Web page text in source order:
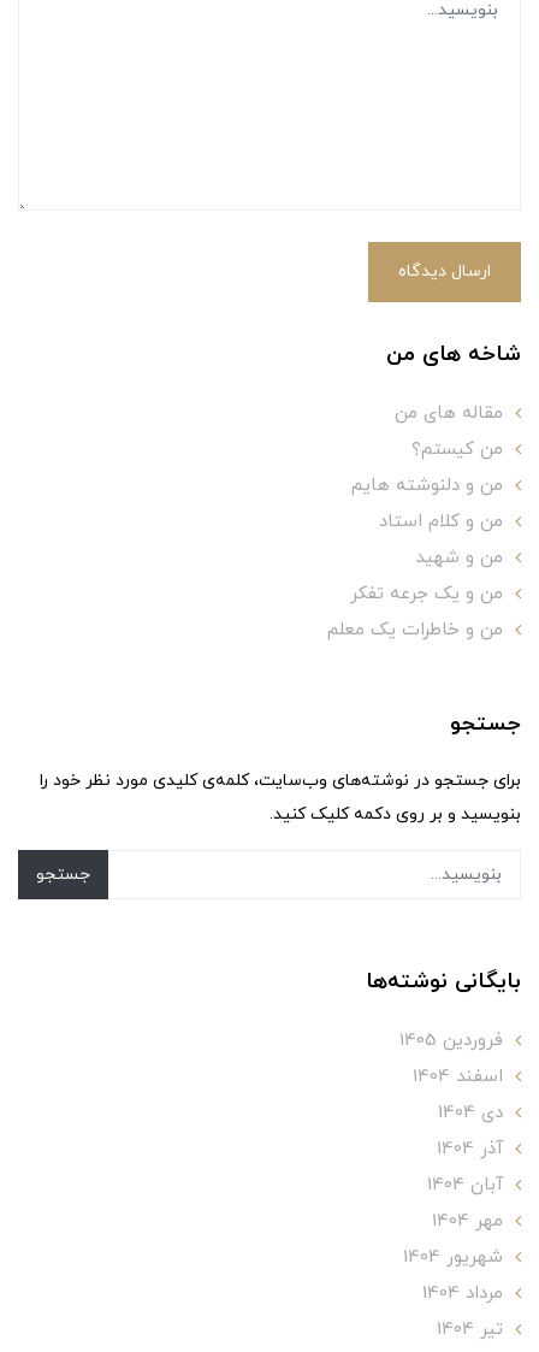
ارسال دیدگاه
شاخه های من
مقاله های من
من کیستم؟
من و دلنوشته هایم
من و کلام استاد
من و شهید
من و یک جرعه تفکر
من و خاطرات یک معلم
جستجو
برای جستجو در نوشته‌های وب‌سایت، کلمه‌ی کلیدی مورد نظر خود را
بنویسید و بر روی دکمه کلیک کنید.
جستجو
بایگانی نوشته‌ها
فروردین 1405
اسفند 1404
دی 1404
آذر 1404
آبان 1404
مهر 1404
شهریور 1404
مرداد 1404
تير 1404